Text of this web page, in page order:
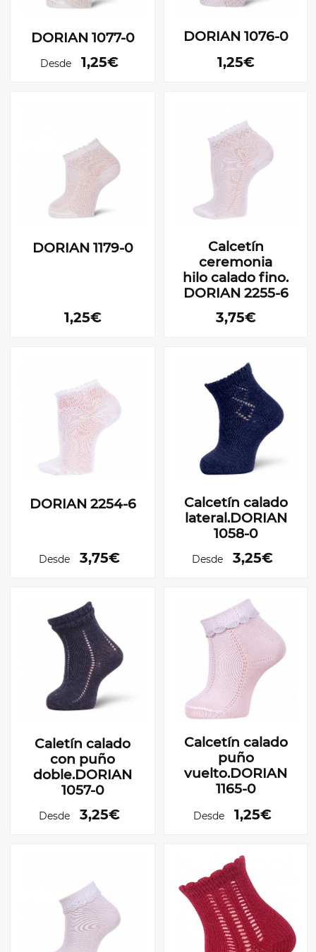
DORIAN 1077-0
Desde 1,25€
DORIAN 1076-0
1,25€
DORIAN 1179-0
1,25€
Calcetín
ceremonia
hilo calado fino.
DORIAN 2255-6
3,75€
DORIAN 2254-6
Desde 3,75€
Calcetín calado
lateral.DORIAN
1058-0
Desde 3,25€
Caletín calado
con puño
doble.DORIAN
1057-0
Desde 3,25€
Calcetín calado
puño
vuelto.DORIAN
1165-0
Desde 1,25€